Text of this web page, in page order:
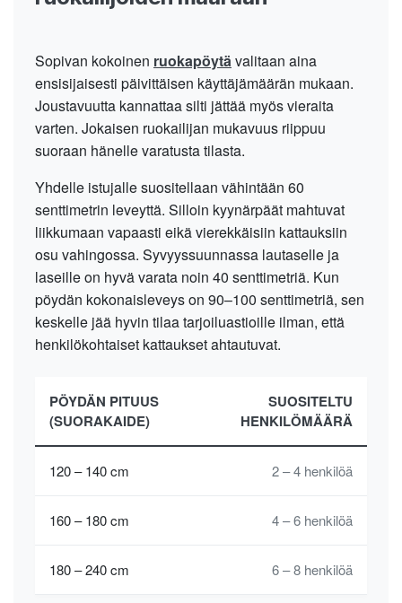
Sopivan kokoinen ruokapöytävalitaan aina
ensisijaisesti päivittäisen käyttäjämäärän mukaan.
Joustavuutta kannattaa silti jättää myös vieraita
varten. Jokaisen ruokailijan mukavuus riippuu
suoraan hänelle varatusta tilasta.
Yhdelle istujalle suositellaan vähintään 60
senttimetrin leveyttä. Silloin kyynärpäät mahtuvat
liikkumaan vapaasti eikä vierekkäisiin kattauksiin
osu vahingossa. Syvyyssuunnassa lautaselle ja
laseille on hyvä varata noin 40 senttimetriä. Kun
pöydän kokonaisleveys on 90–100 senttimetriä, sen
keskelle jää hyvin tilaa tarjoiluastioille ilman, että
henkilökohtaiset kattaukset ahtautuvat.
PÖYDÄN PITUUS
(SUORAKAIDE)
SUOSITELTU
HENKILÖMÄÄRÄ
120 – 140 cm 2 – 4 henkilöä
160 – 180 cm 4 – 6 henkilöä
180 – 240 cm 6 – 8 henkilöä